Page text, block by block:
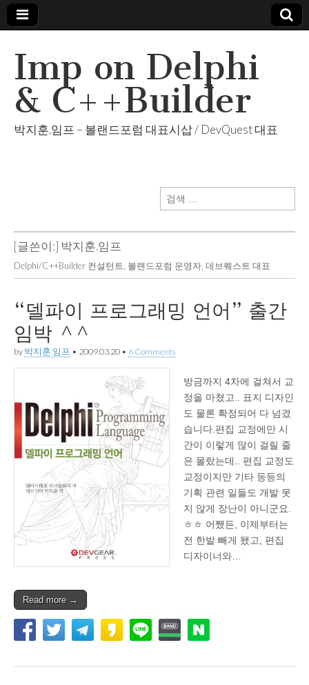
Imp on Delphi
& C++Builder
박지훈.임프 – 볼랜드포럼 대표시삽 / DevQuest 대표
검
색:
[글쓴이:] 박지훈.임프
Delphi/C++Builder 컨설턴트, 볼랜드포럼 운영자, 데브퀘스트 대표
“델파이 프로그래밍 언어” 출간
임박 ^^
by 박지훈.임프 • 2009.03.20 • 6 Comments
방금까지 4차에 걸쳐서 교
정을 마쳤고.. 표지 디자인
도 물론 확정되어 다 넘겼
습니다.편집 교정에만 시
간이 이렇게 많이 걸릴 줄
은 몰랐는데.. 편집 교정도
교정이지만 기타 등등의
기획 관련 일들도 개발 못
지 않게 장난이 아니군요.
ㅎㅎ 어쨌든, 이제부터는
전 한발 빼게 됐고, 편집
디자이너와…
Read more →